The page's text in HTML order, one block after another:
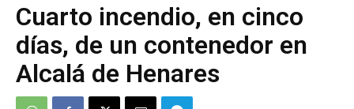
Cuarto incendio, en cinco
días, de un contenedor en
Alcalá de Henares